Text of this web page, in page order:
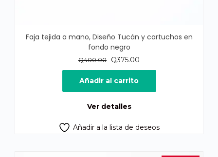
Faja tejida a mano, Diseño Tucán y cartuchos en
fondo negro
Q400.00
El
precio
original
era:
Q375.00
precio
es:
Añadir al carrito
Ver detalles
Añadir a la lista de deseos